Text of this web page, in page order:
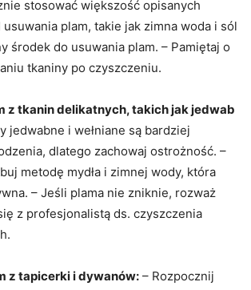
stosować większość opisanych
plam, takie jak zimna woda i sól
środek do usuwania plam. – Pamiętaj o
tkaniny po czyszczeniu.
z tkanin delikatnych, takich jak jedwab
jedwabne i wełniane są bardziej
dlatego zachowaj ostrożność. –
metodę mydła i zimnej wody, która
– Jeśli plama nie zniknie, rozważ
z profesjonalistą ds. czyszczenia
z tapicerki i dywanów: – Rozpocznij